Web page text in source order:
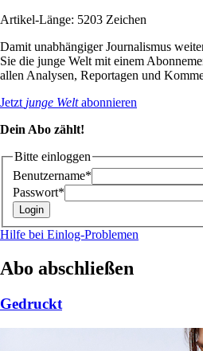
Artikel-Länge: 5203 Zeichen
Damit unabhängiger Journalismus
Sie die junge Welt mit einem
allen Analysen, Reportagen und
Jetzt junge Weltabonnieren
Dein Abo zählt!
Bitte einloggen
Benutzername*
Passwort*
Hilfe bei Einlog-Problemen
Abo abschließen
Gedruckt